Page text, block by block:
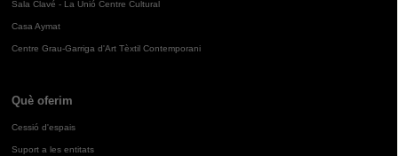
Sala Clavé - La Unió Centre Cultural
Casa Aymat
Centre Grau-Garriga d'Art Tèxtil Contemporani
Què oferim
Cessió d'espais
Suport a les entitats